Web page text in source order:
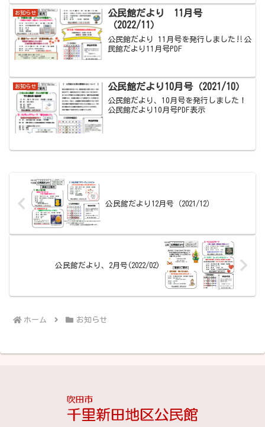
お知らせ
公民館だより 11月号
（2022/11）
公民館だより 11月号を発行しました‼公
民館だより11月号PDF
お知らせ 公民館だより10月号（2021/10）
公民館だより、10月号を発行しました！
公民館だより10月号PDF表示
公民館だより12月号（2021/12）
公民館だより、2月号(2022/02)
ホーム お知らせ